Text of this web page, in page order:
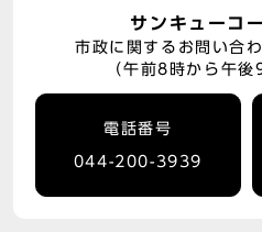
サンキューコ
市政に関するお問い合
（午前8時から午
電話番号
044-200-3939